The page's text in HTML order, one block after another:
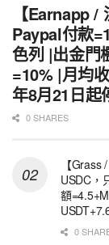
【Earnapp
Paypal付款
色列 |出金門
=10% |月均
年8月21日起
0 SHARES
【
USDC，
額
0